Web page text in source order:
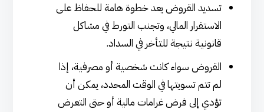
تسديد القروض يعد خطوة هامة للحفاظ على
الاستقرار المالي، وتجنب التورط في مشاكل
قانونية نتيجة للتأخر في السداد.
القروض سواء كانت شخصية أو مصرفية، إذا
لم تتم تسويتها في الوقت المحدد، يمكن أن
تؤدي إلى فرض غرامات مالية أو حتى التعرض